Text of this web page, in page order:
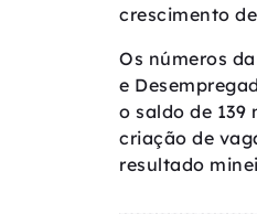
crescimento de
Os números
e
o saldo de 139
criação de
resultado